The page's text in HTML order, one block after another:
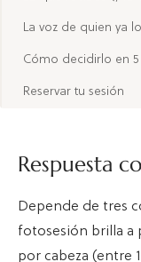
La voz de quien ya
Cómo decidirlo en 5
Reservar tu sesión
Respuesta
Depende de tres
fotosesión brilla a
por cabeza (entre